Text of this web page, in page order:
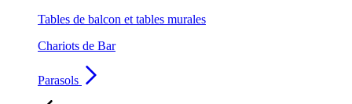
Tables de balcon et tables murales
Chariots de Bar
Parasols